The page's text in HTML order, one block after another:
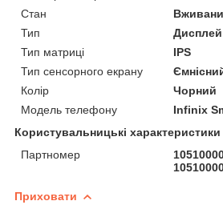
Стан
Тип
Дисплей
Тип матриці
IPS
Тип сенсорного екрану
Колір
Чорний
Модель телефону
Infinix
Користувальницькі характеристики
Партномер
Приховати